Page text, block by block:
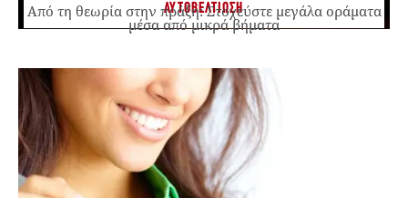
ΑΥΤΟΒΕΛΤΙΩΣΗ
Από τη θεωρία στην πράξη: Στοχεύστε μεγάλα οράματα
μέσα από μικρά βήματα